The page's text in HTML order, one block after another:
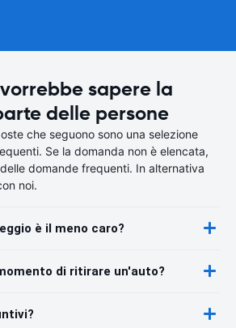
sapere la
delle persone
che seguono sono una selezione
Se la domanda non è elencata,
domande frequenti. In alternativa
noi.
è il meno caro?
di ritirare un'auto?